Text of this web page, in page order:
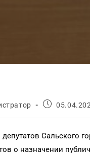
Сальского
о назначении